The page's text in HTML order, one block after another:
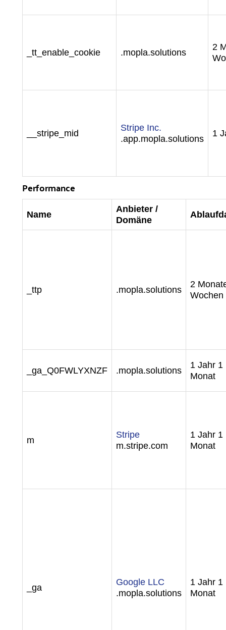
_tt_enable_cookie .mopla.solutions
2
__stripe_mid
Stripe Inc.
.app.mopla.solutions
1
Performance
Name
Anbieter /
Domäne
_ttp .mopla.solutions
2
Wochen
_ga_Q0FWLYXNZF .mopla.solutions
1 Jahr 1
Monat
m
Stripe
m.stripe.com
1 Jahr 1
Monat
_ga
Google LLC
.mopla.solutions
1 Jahr 1
Monat